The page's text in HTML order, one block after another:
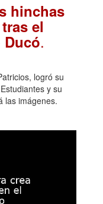
hinchas
el
.
logró su
y su
las imágenes.